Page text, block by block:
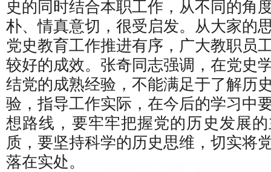
史的同时结合本职工作，从不同的角
朴、情真意切，很受启发。从大家的
党史教育工作推进有序，广大教职员
较好的成效。张奇同志强调，在党史
结党的成熟经验，不能满足于了解历
验，指导工作实际，在今后的学习中
想路线，要牢牢把握党的历史发展
质，要坚持科学的历史思维，切实将
落在实处。